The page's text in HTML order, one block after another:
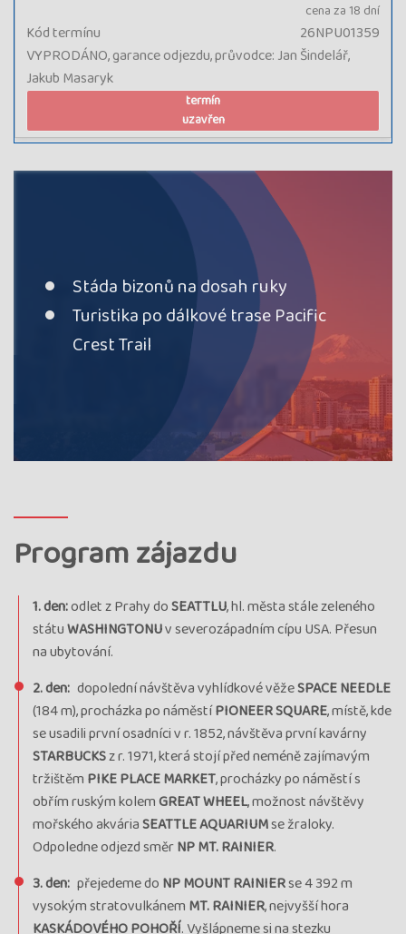
VYPRODÁNO, garance odjezdu, průvodce: Jan Šindelář,
Jakub Masaryk
Kód termínu 26NPU01359
cena za 18 dní
termín
uzavřen
Stáda bizonů na dosah ruky
Turistika po dálkové trase Pacific
Crest Trail
Program zájazdu
1. den:odlet z Prahy doSEATTLU, hl. města stále zeleného
státuWASHINGTONUv severozápadním cípu USA. Přesun
na ubytování.
2. den: dopolední návštěva vyhlídkové věžeSPACE NEEDLE
(184 m), procházka po náměstíPIONEER SQUARE, místě, kde
se usadili první osadníci v r. 1852, návštěva první kavárny
STARBUCKSz r. 1971, která stojí před neméně zajímavým
tržištěm PIKE PLACE MARKET, procházky po náměstí s
obřím ruským kolemGREAT WHEEL, možnost návštěvy
mořského akváriaSEATTLE AQUARIUMse žraloky.
Odpoledne odjezd směrNP MT. RAINIER.
3. den: přejedeme do NP MOUNT RAINIERse 4 392 m
vysokým stratovulkánem MT. RAINIER, nejvyšší hora
KASKÁDOVÉHO POHOŘÍ. Vyšlápneme si na stezku